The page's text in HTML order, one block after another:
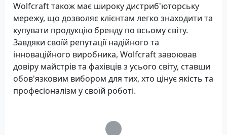
Wolfcraft також має широку дистриб'юторську
мережу, що дозволяє клієнтам легко знаходити та
купувати продукцію бренду по всьому світу.
Завдяки своїй репутації надійного та
інноваційного виробника, Wolfcraft завоював
довіру майстрів та фахівців з усього світу, ставши
обов'язковим вибором для тих, хто цінує якість та
професіоналізм у своїй роботі.
Загрузка...